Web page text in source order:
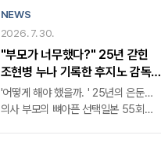
1위를 거머쥔 '메이드 인 코리아'가
마침내 두 번째 장을 연다. 월트디즈니
컴퍼니 코리아는 다음 달 9일 '메이드
인 코리아2'의 전 세계 동시 첫 공개를
공식화하며 웰메이드 누아르의 귀환을
알렸다. 격동의 1970년대를 관통했던
전작은 낮에는 중앙정보부 요원, 밤에는
NEWS
2026. 7. 30.
"부모가 너무했다?" 25년 갇힌
조현병 누나 기록한 후지노 감독의
속사정
'어떻게 해야 했을까. ' 25년의 은둔…
의사 부모의 뼈아픈 선택일본 55회